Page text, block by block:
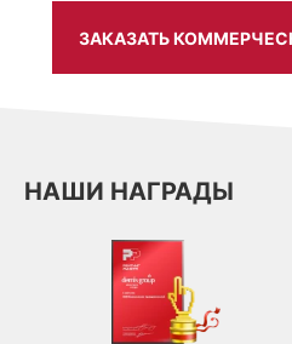
ЗАКАЗАТЬ
НАШИ НАГРАДЫ